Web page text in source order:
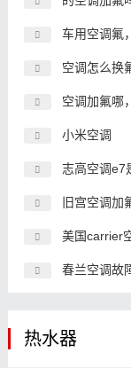
车用空调氟
空调怎么换
空调加氟哪
小米空调
志高空调e7
旧宫空调
美国carrier
春兰空调故
热水器